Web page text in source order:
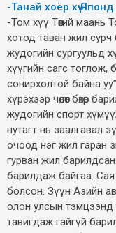
-Танай хоёр хүү
-Том хүү Төөгий маань
хотод таван жил
жудогийн сургуульд
хүүгийн сагс тоглож,
сонирхолтой байна
хүрэхээр чөлөөт
жудогийн спорт
нутагт нь заалгавал
очоод нэг жил гаран
гурван жил
барилдаж байгаа. Сая
болсон. Зүүн Азийн
олон улсын тэмцээнд
тавигдаж гайгүй